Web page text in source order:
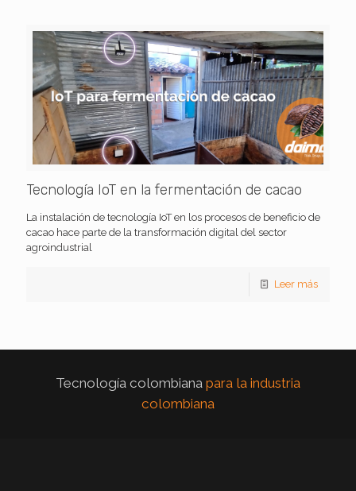
Tecnología IoT en la fermentación de cacao
La instalación de tecnología IoT en los procesos de beneficio de
cacao hace parte de la transformación digital del sector
agroindustrial
Leer más
Tecnología colombiana para la industria
colombiana